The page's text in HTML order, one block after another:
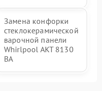
Замена конфорки
стеклокерамической
варочной панели
Whirlpool AKT 8130
BA